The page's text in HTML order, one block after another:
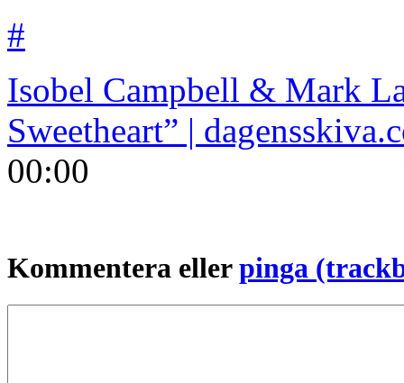
#
Isobel Campbell & Mark
Sweetheart” |
00:00
Kommentera ellerpinga